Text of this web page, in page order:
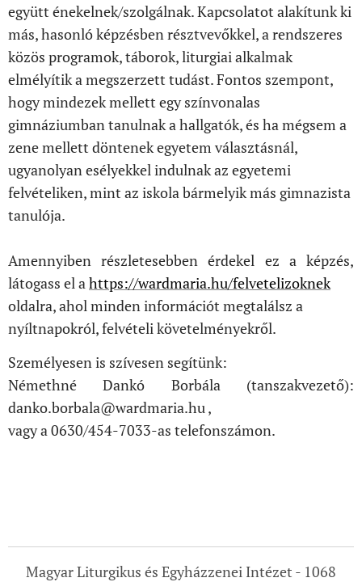
együtt énekelnek/szolgálnak. Kapcsolatot alakítunk ki
más, hasonló képzésben résztvevőkkel, a rendszeres
közös programok, táborok, liturgiai alkalmak
elmélyítik a megszerzett tudást. Fontos szempont,
hogy mindezek mellett egy színvonalas
gimnáziumban tanulnak a hallgatók, és ha mégsem a
zene mellett döntenek egyetem választásnál,
ugyanolyan esélyekkel indulnak az egyetemi
felvételiken, mint az iskola bármelyik más gimnazista
tanulója.
Amennyiben részletesebben érdekel ez a képzés,
látogass el ahttps://wardmaria.hu/felvetelizoknek
oldalra, ahol minden információt megtalálsz a
nyíltnapokról, felvételi követelményekről.
Személyesen is szívesen segítünk:
Némethné Dankó Borbála (tanszakvezető):
danko.borbala@wardmaria.hu ,
vagy a 0630/454-7033-as telefonszámon.
Magyar Liturgikus és Egyházzenei Intézet - 1068